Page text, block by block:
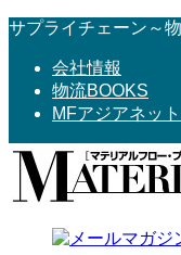
コ
へ
ス
ナ
ョ
ン
サプライチェーン～
会社情報
物流BOOKS
MFアジアネット